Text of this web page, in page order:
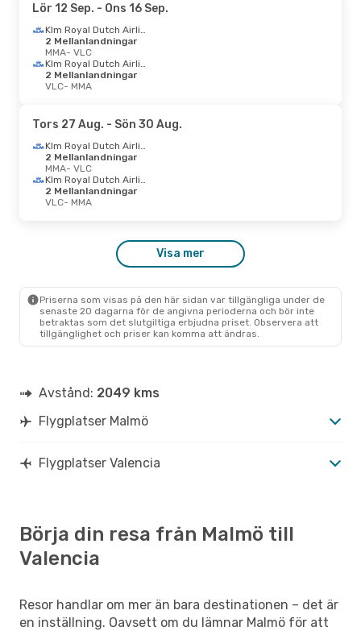
Lör 12 Sep. - Ons 16 Sep.
Klm Royal Dutch Airlines
2 Mellanlandningar
MMA- VLC
Klm Royal Dutch Airlines
2 Mellanlandningar
VLC- MMA
Tors 27 Aug. - Sön 30 Aug.
Klm Royal Dutch Airlines
2 Mellanlandningar
MMA- VLC
Klm Royal Dutch Airlines
2 Mellanlandningar
VLC- MMA
Visa mer
Priserna som visas på den här sidan var tillgängliga under de
senaste 20 dagarna för de angivna perioderna och bör inte
betraktas som det slutgiltiga erbjudna priset. Observera att
tillgänglighet och priser kan komma att ändras.
Avstånd: 2049 kms
Flygplatser Malmö
Flygplatser Valencia
Börja din resa från Malmö till
Valencia
Resor handlar om mer än bara destinationen – det är
en inställning. Oavsett om du lämnar Malmö för att